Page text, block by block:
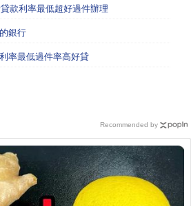
款利率最低超好過件辦理
銀行
率最低過件率高好貸
Recommended by